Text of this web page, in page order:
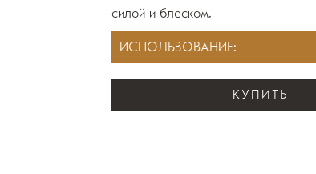
силой и блеском.
ИСПОЛЬЗОВАНИЕ:
КУПИТЬ